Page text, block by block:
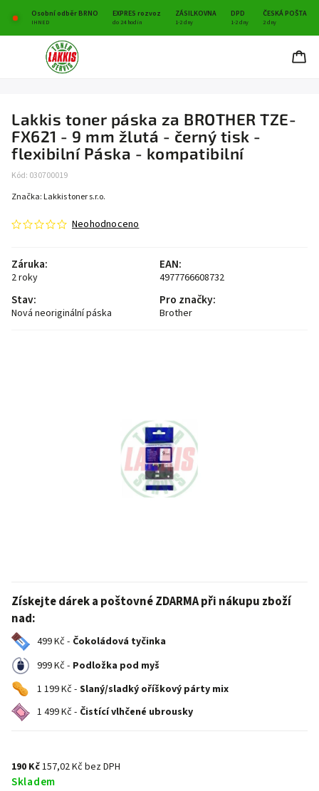
Osobní odběr BRNO EXPRES rozvoz ZÁSILKOVNA DPD ČESKÁ POŠTA
IHNED do 24 hodin 1-2 dny 1-2 dny 2 dny
Lakkis toner páska za BROTHER TZE-
FX621 - 9 mm žlutá - černý tisk -
flexibilní Páska - kompatibilní
Kód: 030700019
Neohodnoceno
Záruka:
2 roky
EAN:
4977766608732
Stav:
Nová neoriginální páska
Pro značky:
Brother
Značka: Lakkis toner s.r.o.
Získejte dárek a poštovné ZDARMA při nákupu zboží
nad:
499 Kč - Čokoládová tyčinka
999 Kč - Podložka pod myš
1 199 Kč - Slaný/sladký oříškový párty mix
1 499 Kč - Čistící vlhčené ubrousky
190 Kč157,02 Kč bez DPH
Skladem